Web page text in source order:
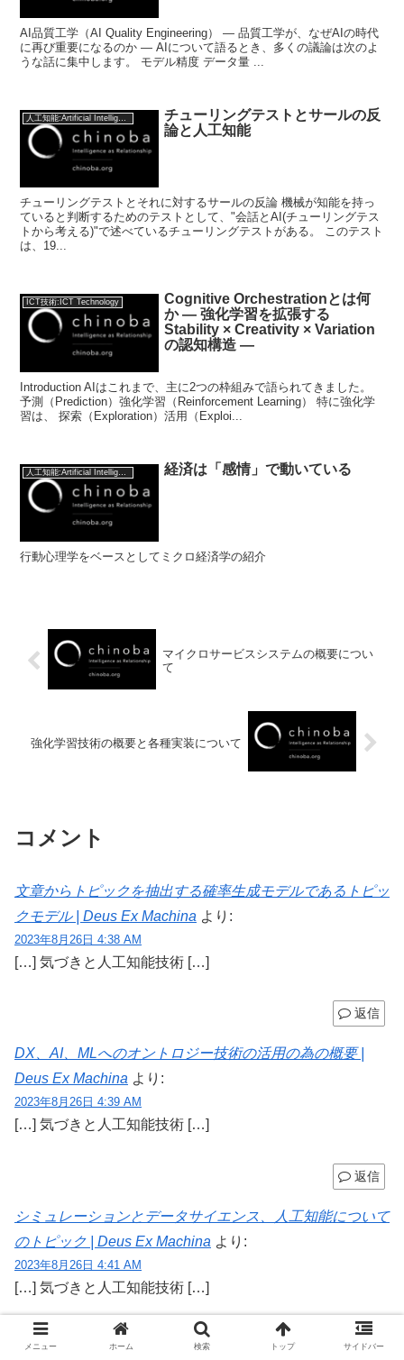
AI品質工学（AI Quality Engineering） — 品質工学が、なぜAIの時代
に再び重要になるのか — AIについて語るとき、多くの議論は次のよ
うな話に集中します。 モデル精度 データ量 ...
人工知能:Artificial Intelligence
チューリングテストとサールの反
論と人工知能
チューリングテストとそれに対するサールの反論 機械が知能を持っ
ていると判断するためのテストとして、"会話とAI(チューリングテス
トから考える)"で述べているチューリングテストがある。 このテスト
は、19...
ICT技術:ICT Technology
Cognitive Orchestrationとは何
か — 強化学習を拡張する
Stability × Creativity × Variation
の認知構造 —
Introduction AIはこれまで、主に2つの枠組みで語られてきました。
予測（Prediction）強化学習（Reinforcement Learning） 特に強化学
習は、 探索（Exploration）活用（Exploi...
人工知能:Artificial Intelligence 経済は「感情」で動いている
行動心理学をベースとしてミクロ経済学の紹介
マイクロサービスシステムの概要につい
て
強化学習技術の概要と各種実装について
コメント
文章からトピックを抽出する確率生成モデルであるトピッ
クモデル | Deus Ex Machina より:
2023年8月26日 4:38 AM
[…] 気づきと人工知能技術 […]
返信
DX、AI、MLへのオントロジー技術の活用の為の概要 |
Deus Ex Machina より:
2023年8月26日 4:39 AM
[…] 気づきと人工知能技術 […]
返信
シミュレーションとデータサイエンス、人工知能について
のトピック | Deus Ex Machina より:
2023年8月26日 4:41 AM
[…] 気づきと人工知能技術 […]
返信
メニュー ホーム 検索 トップ サイドバー